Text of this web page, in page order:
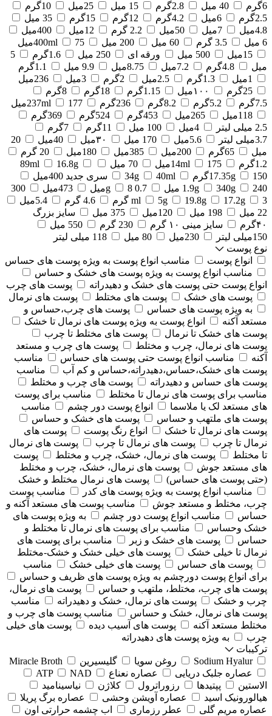
6گرم
40 میل 2.8گرم 15 میل 25میل
10گرم
2.5گرم
6میل 4.2گرم 12گرم 15گرم
35 میل
4.8میل
7میل 50میل 2.2 گرم 12میل
400میل
6 میل
3.5 گرم 60 میل 200 میل 400ml
75میل
15میل
500 میل ورقه ای 250 میل 1.6گرم
5
میل
4.8گرم 7.2میل 8.75میل 9.9 میل
1.1گرم
1میل
1.3گرم 2.5میل 2گرم 3میل
236میل
25گرم
۱۰۰میل 1.15گرم 18گرم
8گرم
7.5گرم
5.2گرم 8.2گرم 236گرم 237ml
177میل
118میل
265میل 453گرم 524گرم
369گرم
2.5 میلی لیتر
4میل 100 میل 11گرم
7گرم
3.7میلی لیتر
5.6میل 170 میل ۳۰میل 40میل
20
میل
65گرم 200میل 385میل 180میل
20 گرم
1.2گرم
14ml 175میل 70 میل 89ml
16.8g
17.35g
150گرم 34g 40ml
سری جدید 400میل
1.9g
340g 240 میل 0.7 g 8میل 473میل
300
ml
5g 19.8g 17.2g 3 گرم 4.6 گرم
5.4میل
22 میل
198 میل 120میل 375 میل
سایز بزرگ
۴۰گرم
سایز مینی ۱۰ گرم 230 گرم
550 میل
150میلی لیتر
230میل 80 میل
118 میلی لیتر
نوع پوست
انواع پوست
مناسب انواع پوست به ویژه پوست های حساس
مناسب انواع پوست به ویژه پوست های خشک و حساس
انواع پوست حتی پوست های خشک و دهیدراته
پوست های چرب
پوست های خشک
پوست های مختلط
پوست های نرمال
به ویژه پوست های حساس
پوست های چرب،حساس و
مستعد آکنه
انواع پوست به ویژه پوست های نرمال تا خشک
پوست های خشک تا نرمال
پوست های مختلط تا چرب
پوست های نرمال، چرب و مختلط
پوست های چرب و مستعد
آکنه
مناسب انواع پوست حتی پوست های حساس
مناسب
پوست های خشک،حساس،دهیدراته،حساس و کم آب
مناسب
پوست های حساس و دهیدراته
پوست های چرب و مختلط
مناسب برای پوست های نرمال تا مختلط
مناسب برای پوست
های مستعد لک یا ملاسما
انواع پوست دور چشم
مناسب
پوست های ملتهب و حساس
پوست های خشک و حساس
پوست های نرمال تا خشک
انواع رنگ پوست
پوست های
نرمال تا چرب
پوست های نرمال تا چرب
پوست های نرمال
تا مختلط
پوست های نرمال، خشک، چرب و مختلط
پوست
های مستعد جوش
پوست های نرمال، خشک، چرب و مختلط
(حتی پوست های حساس)
پوست های نرمال مختلط و خشک
مناسب انواع پوست به ویژه پوست های کدر
مناسب پوست
چرب، مختلط و مستعد جوش
مناسب پوست های مستعد آکنه و
حساس
مناسب انواع پوست دور چشم
به ویژه پوست های
خشک وحساس
مناسب برای پوست های نرمال تا مختلط و
حساس
پوست های خشک و زبر
مناسب برای پوست های
نرمال تا خیلی خشک
پوست های خیلی خشک و خشک-مختلط
پوست های حساس
پوست های خیلی خشک
مناسب
برای انواع پوست دورچشم به ویژه پوست های ظریف و حساس
پوست های چرب، مختلط، ملتهب و حساس
پوست های نرمال،
چرب و خشک
پوست های نرمال، خشک و دهیدراته
مناسب
پوست های نرمال، خشک و حساس
مناسب پوست های چرب و
مختلط مستعد آکنه
پوست های آسیب دیده
پوست های خیلی
چرب
به ویژه پوست های دهیدراته
ترکیبات
Sodium Hyalur
روغن سویا گلیسیرین
Miracle Broth
عصاره جلبک دریایی
عصاره نعناع ATP
NAD
الاستین
پپتیدها رزوراترول کلاژن
⁠نیاسینامید
هیالورونیک اسید
عصاره آویشن وحشی
عصاره برگ پریلا
عصاره مریم گلی
عطر رزماری
اب چشمه حرارتی اون